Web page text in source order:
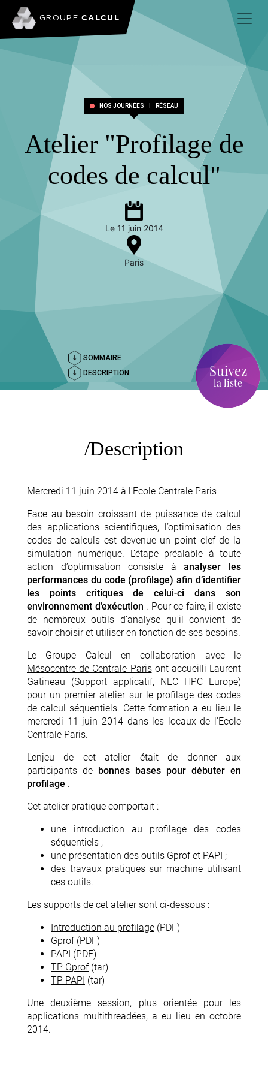
GROUPECALCUL
NOS JOURNÉES RÉSEAU
Atelier "Profilage de
codes de calcul"
Le 11 juin 2014
Paris
SOMMAIRE
DESCRIPTION
Suivez
la liste
Description
Mercredi 11 juin 2014 à l'Ecole Centrale Paris
Face au besoin croissant de puissance de calcul
des applications scientifiques, l’optimisation des
codes de calculs est devenue un point clef de la
simulation numérique. L’étape préalable à toute
action d’optimisation consiste àanalyser les
performances du code (profilage) afin d’identifier
les points critiques de celui-ci dans son
environnement d’exécution . Pour ce faire, il existe
de nombreux outils d’analyse qu'il convient de
savoir choisir et utiliser en fonction de ses besoins.
Le Groupe Calcul en collaboration avec le
Mésocentre de Centrale Parisont accueilli Laurent
Gatineau (Support applicatif, NEC HPC Europe)
pour un premier atelier sur le profilage des codes
de calcul séquentiels. Cette formation a eu lieu le
mercredi 11 juin 2014 dans les locaux de l'Ecole
Centrale Paris.
L'enjeu de cet atelier était de donner aux
participants de bonnes bases pour débuter en
profilage .
Cet atelier pratique comportait :
une introduction au profilage des codes
séquentiels ;
une présentation des outils Gprof et PAPI ;
des travaux pratiques sur machine utilisant
ces outils.
Les supports de cet atelier sont ci-dessous :
Introduction au profilage (PDF)
Gprof(PDF)
PAPI (PDF)
TP Gprof(tar)
TP PAPI (tar)
Une deuxième session, plus orientée pour les
applications multithreadées, a eu lieu en octobre
2014.